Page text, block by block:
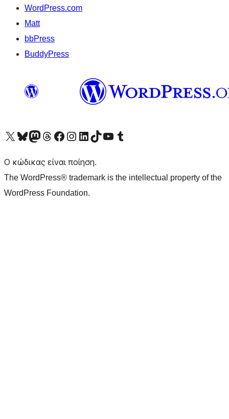
WordPress.com
Matt
bbPress
BuddyPress
Visit our X (formerly Twitter) account
Visit our Bluesky account
Επισκεφθείτε τον λογαριασμό μας στο Mastodon
Visit our Threads account
Επισκεφτείτε τη σελίδα μας στο Facebook
Επισκεφθείτε τον λογαριασμό μας Instagram
Επισκεφθείτε τον λογαριασμό μας LinkedIn
Visit our TikTok account
Visit our YouTube channel
Visit our Tumblr account
Ο κώδικας είναι ποίηση.
The WordPress® trademark is the intellectual property of the
WordPress Foundation.